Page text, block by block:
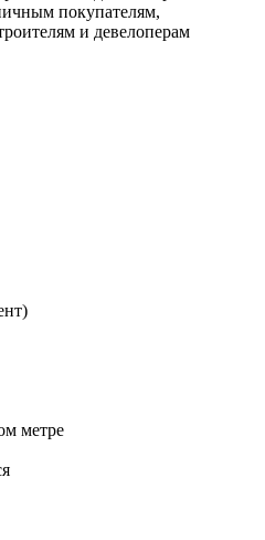
покупателям,
и девелоперам
метре